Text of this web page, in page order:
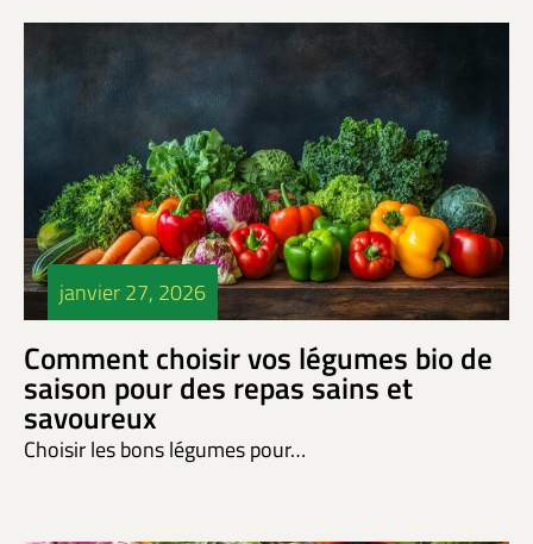
janvier 27, 2026
Comment choisir vos légumes bio de
saison pour des repas sains et
savoureux
Choisir les bons légumes pour…